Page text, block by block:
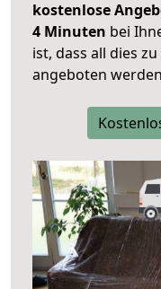
kostenlose
4 Minuten bei
ist, dass all dies
angeboten